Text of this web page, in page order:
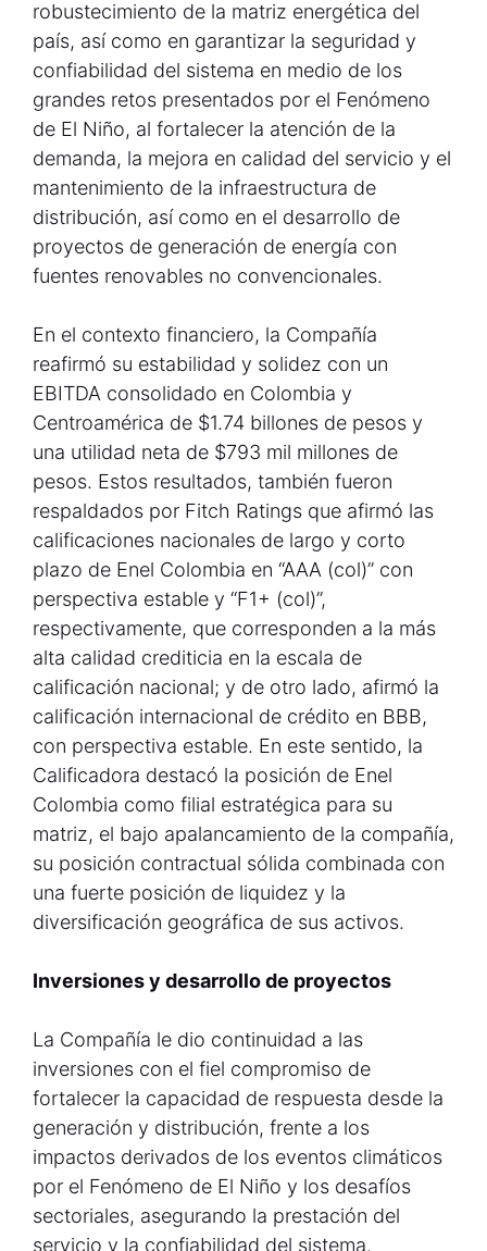
robustecimiento de la matriz energética del
país, así como en garantizar la seguridad y
confiabilidad del sistema en medio de los
grandes retos presentados por el Fenómeno
de El Niño, al fortalecer la atención de la
demanda, la mejora en calidad del servicio y el
mantenimiento de la infraestructura de
distribución, así como en el desarrollo de
proyectos de generación de energía con
fuentes renovables no convencionales.
En el contexto financiero, la Compañía
reafirmó su estabilidad y solidez con un
EBITDA consolidado en Colombia y
Centroamérica de $1.74 billones de pesos y
una utilidad neta de $793 mil millones de
pesos. Estos resultados, también fueron
respaldados por Fitch Ratings que afirmó las
calificaciones nacionales de largo y corto
plazo de Enel Colombia en “AAA (col)” con
perspectiva estable y “F1+ (col)”,
respectivamente, que corresponden a la más
alta calidad crediticia en la escala de
calificación nacional; y de otro lado, afirmó la
calificación internacional de crédito en BBB,
con perspectiva estable. En este sentido, la
Calificadora destacó la posición de Enel
Colombia como filial estratégica para su
matriz, el bajo apalancamiento de la compañía,
su posición contractual sólida combinada con
una fuerte posición de liquidez y la
diversificación geográfica de sus activos.
Inversiones y desarrollo de proyectos
La Compañía le dio continuidad a las
inversiones con el fiel compromiso de
fortalecer la capacidad de respuesta desde la
generación y distribución, frente a los
impactos derivados de los eventos climáticos
por el Fenómeno de El Niño y los desafíos
sectoriales, asegurando la prestación del
servicio y la confiabilidad del sistema.